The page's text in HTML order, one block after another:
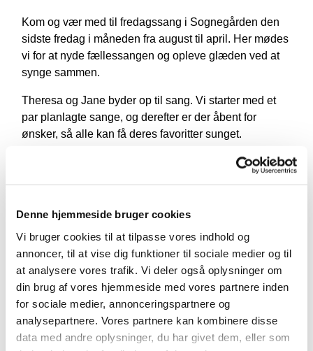
Denne hjemmeside bruger cookies
Vi bruger cookies til at tilpasse vores indhold og
annoncer, til at vise dig funktioner til sociale medier og til
at analysere vores trafik. Vi deler også oplysninger om
din brug af vores hjemmeside med vores partnere inden
for sociale medier, annonceringspartnere og
analysepartnere. Vores partnere kan kombinere disse
data med andre oplysninger, du har givet dem, eller som
Kom og vær med til fredagssang i Sognegården den
sidste fredag i måneden fra august til april. Her mødes
vi for at nyde fællessangen og opleve glæden ved at
synge sammen.
Theresa og Jane byder op til sang. Vi starter med et
par planlagte sange, og derefter er der åbent for
ønsker, så alle kan få deres favoritter sunget.
Fællessang er ikke kun hyggeligt, det styrker også
sammenhængskraft, hvor alle bidrager til fællesskabet,
Efter sangen byder vi på kaffe og boller, så der er rig
mulighed for at hygge og snakke med hinanden. Det
er en skøn måde at starte weekenden på og møde nye
mennesker i nærområdet.
Det er gratis at deltage, og alle er velkomne, uanset